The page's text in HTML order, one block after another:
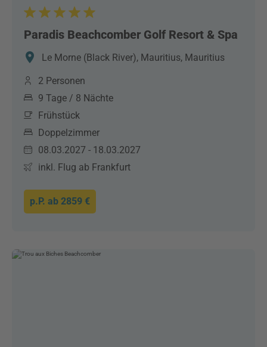
Paradis Beachcomber Golf Resort & Spa
Le Morne (Black River), Mauritius, Mauritius
2 Personen
9 Tage / 8 Nächte
Frühstück
Doppelzimmer
08.03.2027 - 18.03.2027
inkl. Flug ab Frankfurt
p.P. ab 2859 €